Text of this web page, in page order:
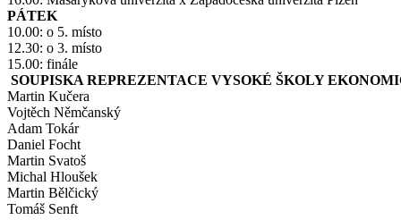
PÁTEK
10.00: o 5. místo
12.30: o 3. místo
15.00: finále
SOUPISKA REPREZENTACE VYSOKÉ ŠKOLY
Martin Kučera
Vojtěch Němčanský
Adam Tokár
Daniel Focht
Martin Svatoš
Michal Hloušek
Martin Bělčický
Tomáš Senft